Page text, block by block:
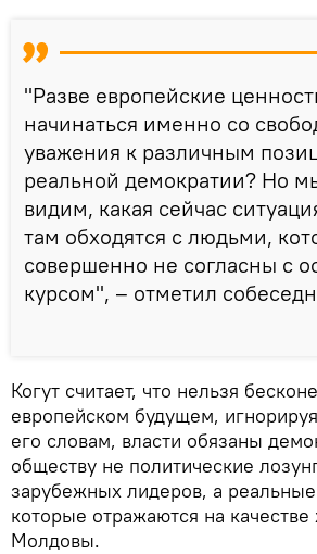
"Разве европейские
начинаться именно со
уважения к различным
реальной демократии? Но
видим, какая сейчас
там обходятся с людьми,
совершенно не согласны с
курсом", – отметил
Когут считает, что нельзя
европейском будущем,
его словам, власти обязаны
обществу не политические
зарубежных лидеров, а реальные
которые отражаются на
Молдовы.